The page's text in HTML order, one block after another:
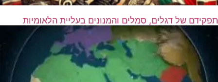
תפקידם של דגלים, סמלים והמנונים בעליית הלאומיות